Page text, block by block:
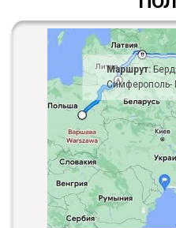
Маршрут:
Симферополь-